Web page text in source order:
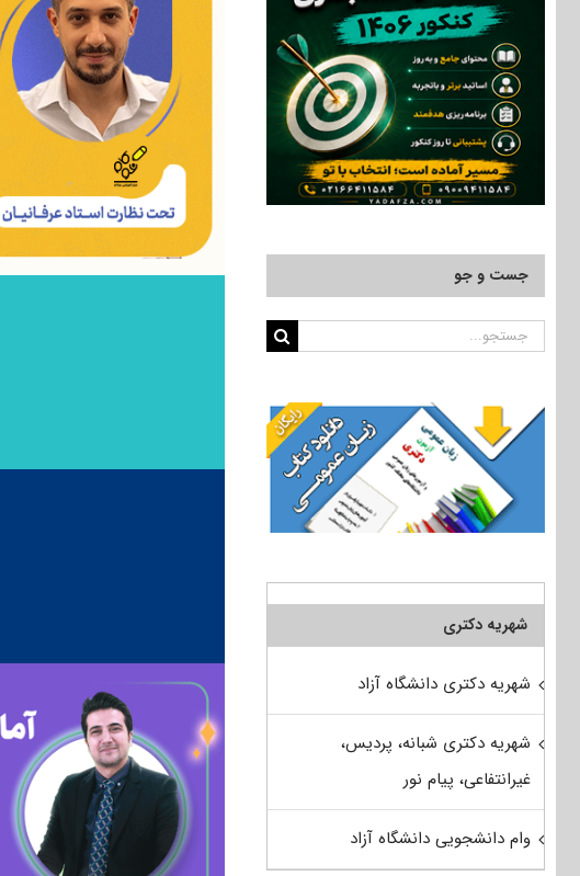
جست و جو
جستجو
شهریه دکتری
شهریه دکتری دانشگاه آزاد
شهریه دکتری شبانه، پردیس،
غیرانتفاعی، پیام نور
وام دانشجویی دانشگاه آزاد